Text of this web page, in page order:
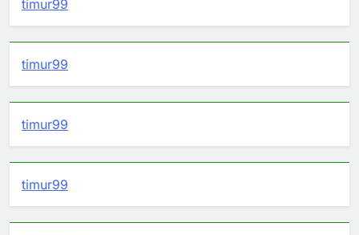
timur99
timur99
timur99
timur99